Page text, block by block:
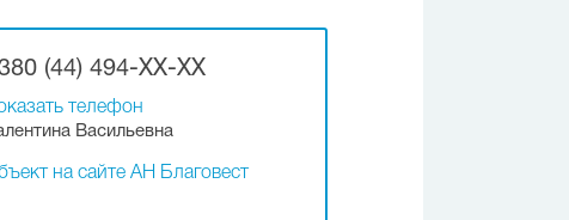
(44) 494-XX-XX
телефон
Васильевна
на сайте АН Благовест